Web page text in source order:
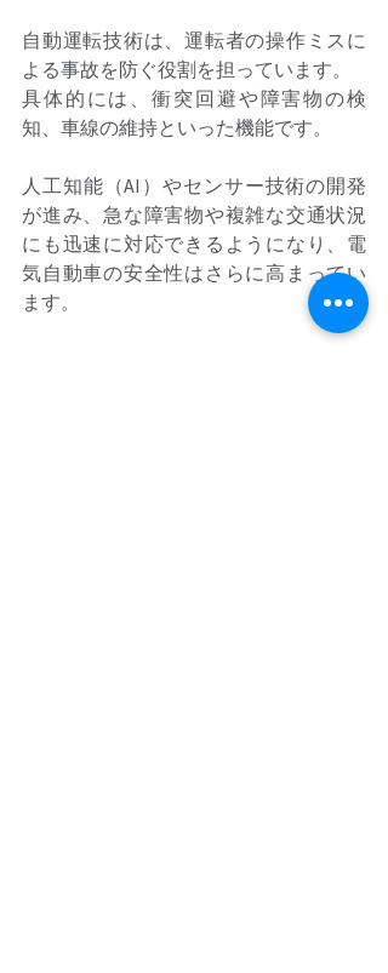
自動運転技術は、運転者の操作ミスに
よる事故を防ぐ役割を担っています。
具体的には、衝突回避や障害物の検
知、車線の維持といった機能です。
人工知能（AI）やセンサー技術の開発
が進み、急な障害物や複雑な交通状況
にも迅速に対応できるようになり、電
気自動車の安全性はさらに高まってい
ます。